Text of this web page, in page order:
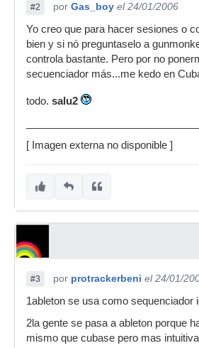
#2 por Gas_boy el 24/01/2006
Yo creo que para hacer sesiones o
bien y si nó preguntaselo a
controla bastante. Pero por no
secuenciador más...me kedo en
todo. salu2
[ Imagen externa no disponible ]
#3 por protrackerbeni el 24/01/
1ableton se usa como sequenciador
2la gente se pasa a ableton porque
mismo que cubase pero mas